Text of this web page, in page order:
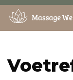
Skip
content